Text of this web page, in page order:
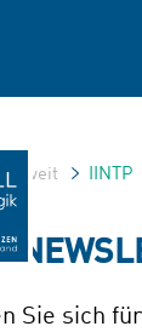
IINTP
Sie sich